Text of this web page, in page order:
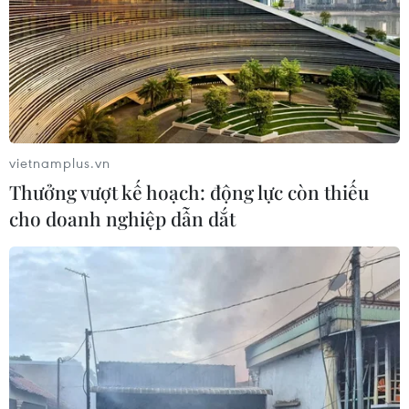
06/08/2026 02:27
Hà Tĩnh nguy cơ sạt lở trên
nhiều tuyến giao thông trước mùa
mưa bão
06/08/2026 02:23
Xe tải cẩu tông sập cầu Đắk Lung tại
Đồng Nai, hai người thoát nạn
06/08/2026 01:54
Nhiều chuyến bay tại Đức chuyển
hướng do vật thể bay gần đường
băng
vietnamplus.vn
Thưởng vượt kế hoạch: động lực còn thiếu
cho doanh nghiệp dẫn dắt